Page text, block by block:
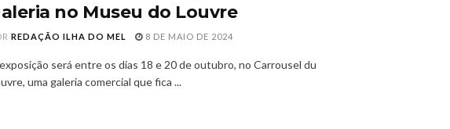
no Museu do Louvre
REDAÇÃO ILHA DO MEL 8 DE MAIO DE 2024
será entre os dias 18 e 20 de outubro, no Carrousel du
uma galeria comercial que fica ...